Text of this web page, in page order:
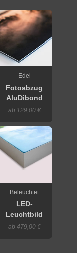
Edel
Fotoabzug
AluDibond
ab 129,00 €
Beleuchtet
LED-
Leuchtbild
ab 479,00 €